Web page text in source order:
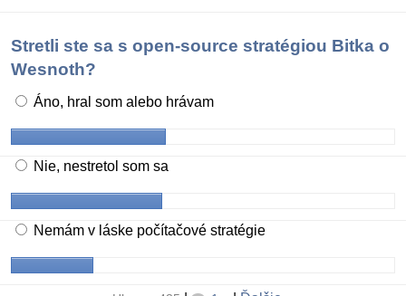
Stretli ste sa s open-source stratégiou Bitka o
Wesnoth?
Áno, hral som alebo hrávam
Nie, nestretol som sa
Nemám v láske počítačové stratégie